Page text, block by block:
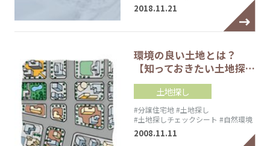
2018.11.21
環境の良い土地とは？
【知っておきたい土地探…
土地探し
#分譲住宅地#土地探し
#土地探しチェックシート #自然環境
2008.11.11